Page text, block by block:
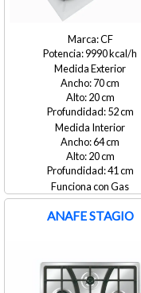
CF
9990
Medida Exterior
70
20
52
Medida Interior
64
20
41
Gas
ANAFE STAGIO